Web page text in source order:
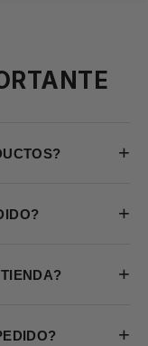
+
+
+
+